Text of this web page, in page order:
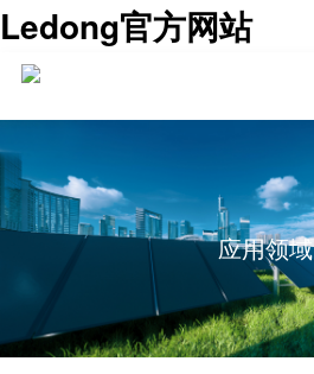
Ledong官方网站
应用领域